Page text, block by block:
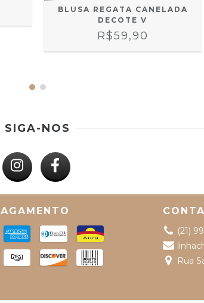
BLUSA REGATA CANELADA
DECOTE V
R$59,90
SIGA-NOS
(21)
Rua